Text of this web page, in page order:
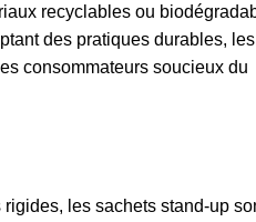
recyclables ou
des pratiques durables, les
consommateurs soucieux du
les sachets stand-up